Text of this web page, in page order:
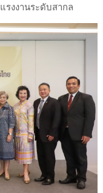
งงานระดับสากล